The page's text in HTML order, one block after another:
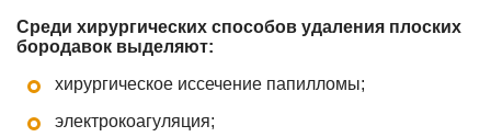
Среди хирургических способов удаления плоских
бородавок выделяют:
хирургическое иссечение папилломы;
электрокоагуляция;